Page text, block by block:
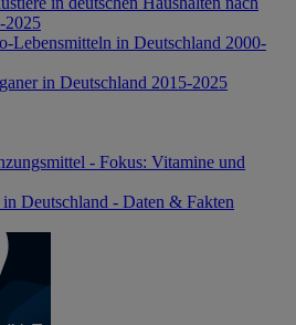
2025
Lebensmitteln in Deutschland 2000-
in Deutschland 2015-2025
- Fokus: Vitamine und
Deutschland - Daten & Fakten